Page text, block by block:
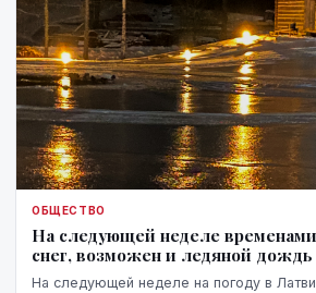
ОБЩЕСТВО
На следующей неделе
снег, возможен и ледяной дождь
На следующей неделе на погоду в